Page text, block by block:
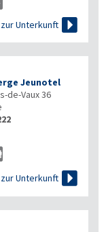
zur Unterkunft 
Jeunotel
de-Vaux 36
zur Unterkunft 